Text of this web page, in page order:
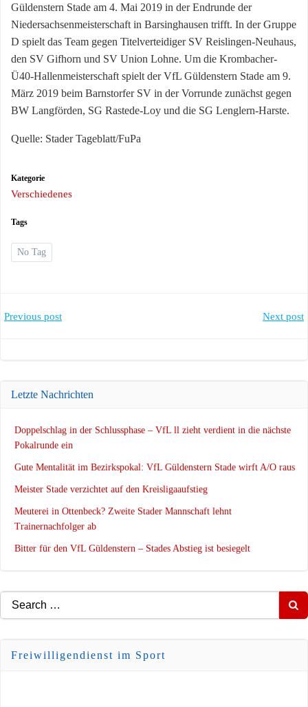
Güldenstern Stade am 4. Mai 2019 in der Endrunde der
Niedersachsenmeisterschaft in Barsinghausen trifft. In der Gruppe
D spielt das Team gegen Titelverteidiger SV Reislingen-Neuhaus,
den SV Gifhorn und SV Union Lohne. Um die Krombacher-
Ü40-Hallenmeisterschaft spielt der VfL Güldenstern Stade am 9.
März 2019 beim Barnstorfer SV in der Vorrunde zunächst gegen
BW Langförden, SG Rastede-Loy und die SG Lenglern-Harste.
Quelle: Stader Tageblatt/FuPa
Kategorie
Verschiedenes
Tags
No Tag
Post
Previous post Next post
Letzte Nachrichten
Doppelschlag in der Schlussphase – VfL ll zieht verdient in die nächste
Pokalrunde ein
Gute Mentalität im Bezirkspokal: VfL Güldenstern Stade wirft A/O raus
Meister Stade verzichtet auf den Kreisligaaufstieg
Meuterei in Ottenbeck? Zweite Stader Mannschaft lehnt
Trainernachfolger ab
Bitter für den VfL Güldenstern – Stades Abstieg ist besiegelt
Search
for:
Freiwilligendienst im Sport